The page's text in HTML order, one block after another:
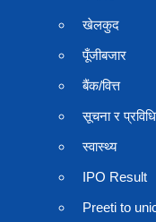
खेलकुद
पूँजीबजार
बैंक/वित्त
सूचना र प्रविधि
स्वास्थ्य
IPO Result
Preeti to